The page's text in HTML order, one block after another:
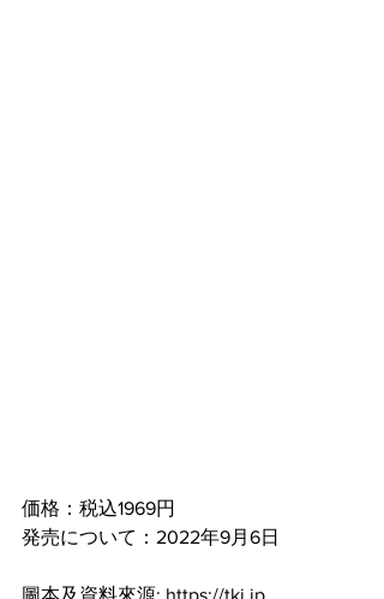
価格：税込1969円
発売について：2022年9月6日
圖本及資料來源: https://tkj.jp